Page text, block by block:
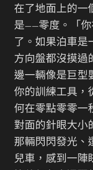
在了地面上的一
是——零度。「
了。如果泊車是
方向盤都沒摸過
邊一輛像是巨型
你的訓練工具，
何在零點零零一
對面的針眼大小
那輛閃閃發光、
兒車，感到一陣